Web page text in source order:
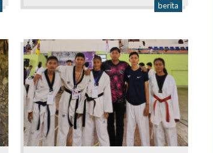
berita